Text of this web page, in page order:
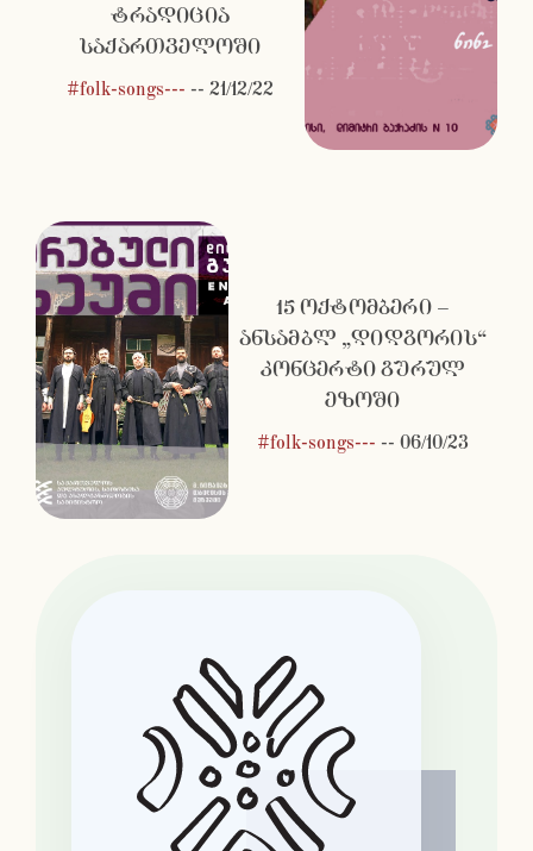
ტრადიცია
საქართველოში
#folk-songs--- -- 21/12/22
15 ოქტომბერი –
ანსამბლ „დიდგორის“
კონცერტი გურულ
ეზოში
#folk-songs--- -- 06/10/23